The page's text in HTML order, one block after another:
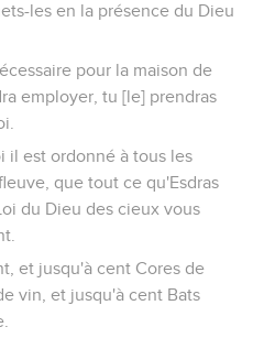
les en la présence du Dieu
pour la maison de
employer, tu [le] prendras
il est ordonné à tous les
que tout ce qu'Esdras
du Dieu des cieux vous
et jusqu'à cent Cores de
vin, et jusqu'à cent Bats